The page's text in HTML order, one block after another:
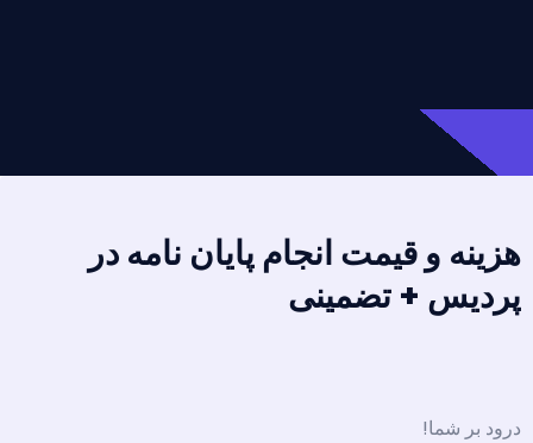
هزینه و قیمت انجام پایان نامه در
پردیس + تضمینی
درود بر شما!